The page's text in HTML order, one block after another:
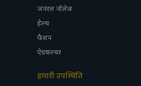
जनरल नॉलेज
हेल्थ
फैशन
ऐग्रकल्चर
हमारी उपस्थिति